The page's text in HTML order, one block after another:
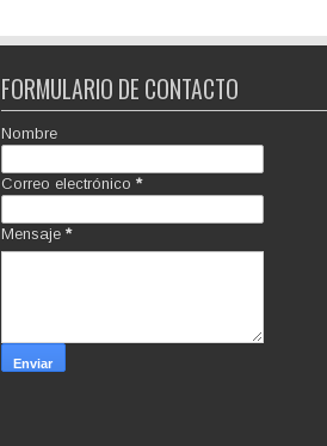
FORMULARIO DE CONTACTO
Nombre
Correo electrónico *
Mensaje *